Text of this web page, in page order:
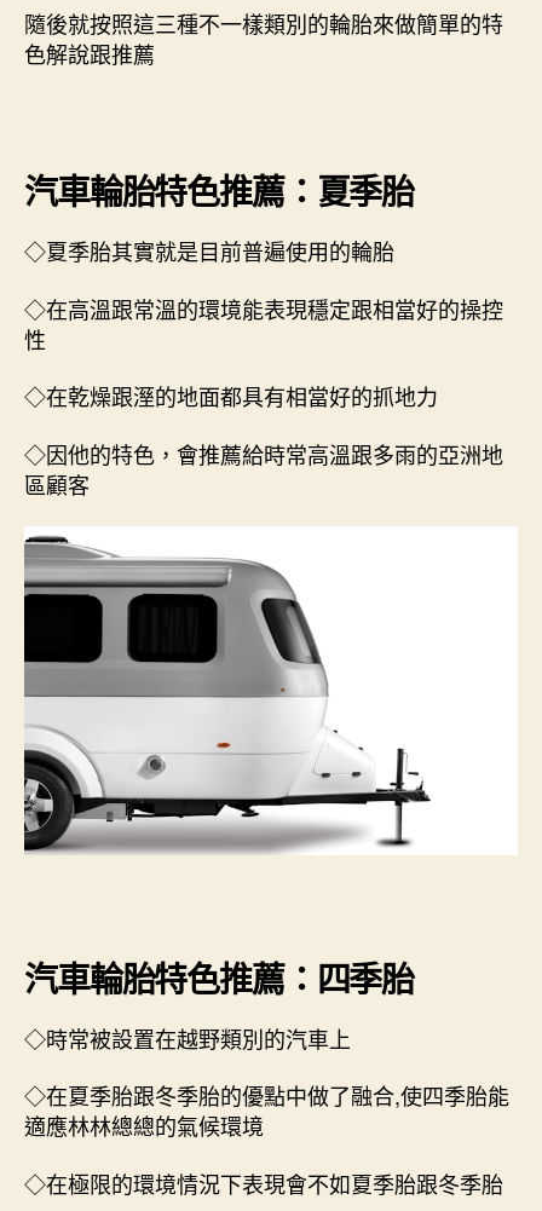
隨後就按照這三種不一樣類別的輪胎來做簡單的特
色解說跟推薦
汽車輪胎特色推薦：夏季胎
◇夏季胎其實就是目前普遍使用的輪胎
◇在高溫跟常溫的環境能表現穩定跟相當好的操控
性
◇在乾燥跟溼的地面都具有相當好的抓地力
◇因他的特色，會推薦給時常高溫跟多雨的亞洲地
區顧客
汽車輪胎特色推薦：四季胎
◇時常被設置在越野類別的汽車上
◇在夏季胎跟冬季胎的優點中做了融合,使四季胎能
適應林林總總的氣候環境
◇在極限的環境情況下表現會不如夏季胎跟冬季胎